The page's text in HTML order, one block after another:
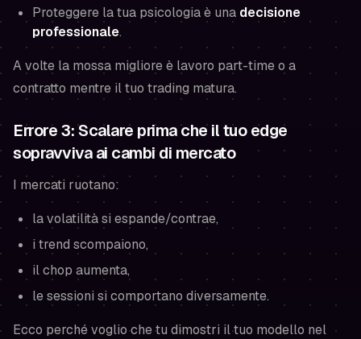
Proteggere la tua psicologia è una decisione
professionale.
A volte la mossa migliore è lavoro part-time o a
contratto mentre il tuo trading matura.
Errore 3: Scalare prima che il tuo edge
sopravviva ai cambi di mercato
I mercati ruotano:
la volatilità si espande/contrae,
i trend scompaiono,
il chop aumenta,
le sessioni si comportano diversamente.
Ecco perché voglio che tu dimostri il tuo modello nel